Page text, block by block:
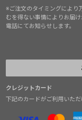
※ご注文のタイミングにより
むを得ない事情によりお届
電話にてお知らせします。
クレジットカード
下記のカードがご利用いただ